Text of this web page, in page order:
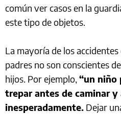
común ver casos en la
este tipo de objetos.
La mayoría de los
padres no son conscientes
hijos. Por ejemplo, “un niño
trepar antes de caminar
inesperadamente. Dejar